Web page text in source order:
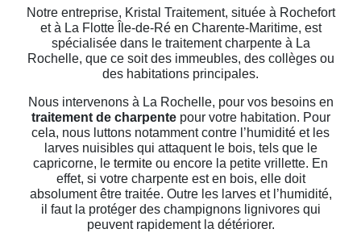
Notre entreprise, Kristal Traitement, située à Rochefort
et à La Flotte Île-de-Ré en Charente-Maritime, est
spécialisée dans le traitement charpente à La
Rochelle, que ce soit des immeubles, des collèges ou
des habitations principales.
Nous intervenons à La Rochelle, pour vos besoins en
traitement de charpentepour votre habitation. Pour
cela, nous luttons notamment contre l’humidité et les
larves nuisibles qui attaquent le bois, tels que le
capricorne, le termite ou encore la petite vrillette. En
effet, si votre charpente est en bois, elle doit
absolument être traitée. Outre les larves et l’humidité,
il faut la protéger des champignons lignivores qui
peuvent rapidement la détériorer.